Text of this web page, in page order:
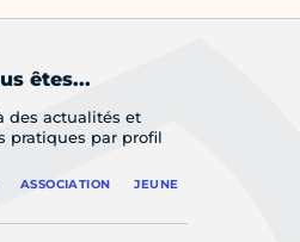
êtes...
des actualités et
pratiques par profil
ASSOCIATION JEUNE